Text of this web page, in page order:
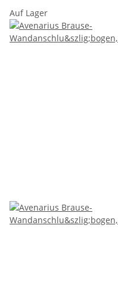
Auf Lager